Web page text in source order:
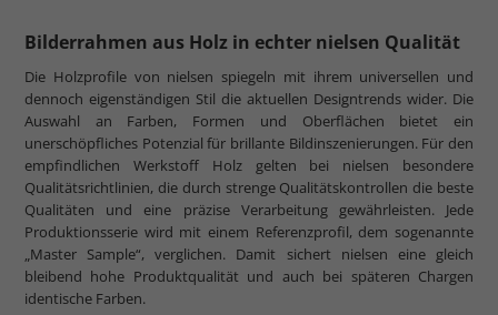
Bilderrahmen aus Holz in echter nielsen Qualität
Die Holzprofile von nielsen spiegeln mit ihrem universellen und
dennoch eigenständigen Stil die aktuellen Designtrends wider. Die
Auswahl an Farben, Formen und Oberflächen bietet ein
unerschöpfliches Potenzial für brillante Bildinszenierungen. Für den
empfindlichen Werkstoff Holz gelten bei nielsen besondere
Qualitätsrichtlinien, die durch strenge Qualitätskontrollen die beste
Qualitäten und eine präzise Verarbeitung gewährleisten. Jede
Produktionsserie wird mit einem Referenzprofil, dem sogenannte
„Master Sample“, verglichen. Damit sichert nielsen eine gleich
bleibend hohe Produktqualität und auch bei späteren Chargen
identische Farben.